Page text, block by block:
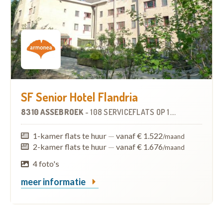
SF Senior Hotel Flandria
8310 ASSEBROEK -108 SERVICEFLATS OP1.8 KM
1-kamer flats te huur — vanaf € 1.522/maand
2-kamer flats te huur — vanaf € 1.676/maand
4 foto's
meer informatie